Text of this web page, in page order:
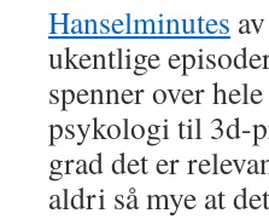
Hanselminutes av
ukentlige
spenner over
psykologi til 3d-
grad det er
aldri så mye at